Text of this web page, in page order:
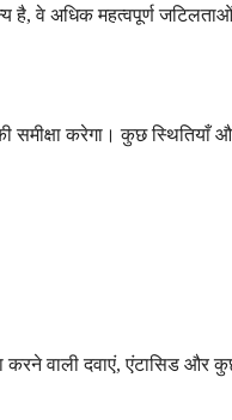
है, वे अधिक महत्वपूर्ण
करेगा। कुछ स्थितियाँ
वाली दवाएं, एंटासिड